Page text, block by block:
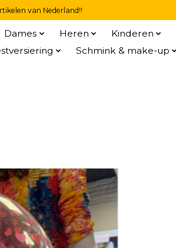
van Nederland!!
Dames Heren Kinderen
Schmink & make-up